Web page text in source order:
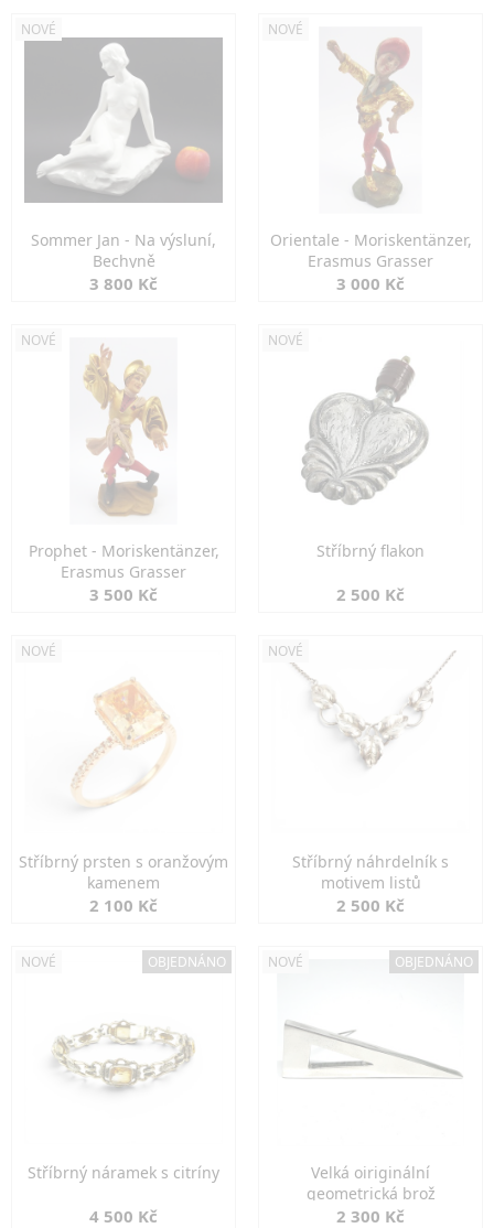
NOVÉ
Sommer Jan - Na výsluní,
Bechyně
3 800 Kč
NOVÉ
Orientale - Moriskentänzer,
Erasmus Grasser
3 000 Kč
NOVÉ
Prophet - Moriskentänzer,
Erasmus Grasser
3 500 Kč
NOVÉ
Stříbrný flakon
2 500 Kč
NOVÉ
Stříbrný prsten s oranžovým
kamenem
2 100 Kč
NOVÉ
Stříbrný náhrdelník s
motivem listů
2 500 Kč
NOVÉ OBJEDNÁNO
Stříbrný náramek s citríny
4 500 Kč
NOVÉ OBJEDNÁNO
Velká oiriginální
geometrická brož
2 300 Kč